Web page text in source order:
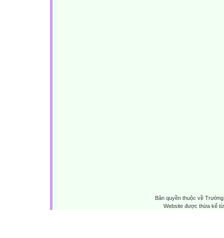
Bản quyền thuộc về
Website được thừa kế